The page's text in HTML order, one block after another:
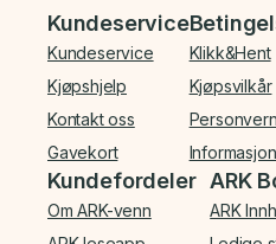
Bunnmeny
Kundeservice
Kundeservice
Kjøpshjelp
Kontakt oss
Gavekort
Klikk&Hent
Kjøpsvilkår
Kundefordeler
Om ARK-venn
ARK
ARK